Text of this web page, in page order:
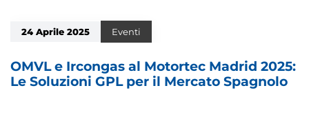
24 Aprile 2025 Eventi
OMVL e Ircongas al Motortec Madrid 2025:
Le Soluzioni GPL per il Mercato Spagnolo